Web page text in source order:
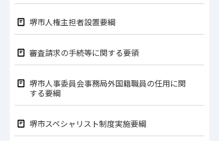
堺市人権主担者設置要綱
審査請求の手続等に関する要領
堺市人事委員会事務局外国籍職員の任用に関
する要綱
堺市スペシャリスト制度実施要綱